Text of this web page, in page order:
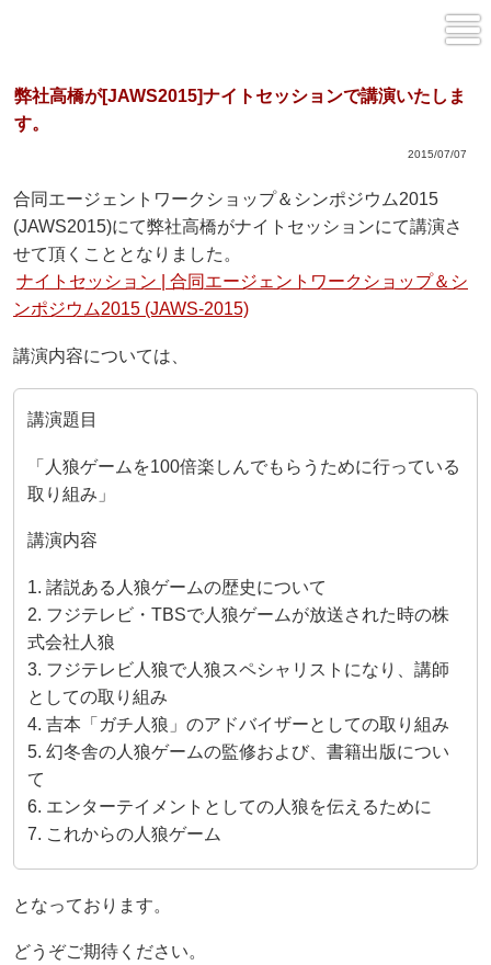
弊社高橋が[JAWS2015]ナイトセッションで講演いたしま
す。
2015/07/07
合同エージェントワークショップ＆シンポジウム2015
(JAWS2015)にて弊社高橋がナイトセッションにて講演さ
せて頂くこととなりました。
ナイトセッション | 合同エージェントワークショップ＆シ
ンポジウム2015 (JAWS-2015)
講演内容については、
講演題目
「人狼ゲームを100倍楽しんでもらうために行っている
取り組み」
講演内容
1. 諸説ある人狼ゲームの歴史について
2. フジテレビ・TBSで人狼ゲームが放送された時の株
式会社人狼
3. フジテレビ人狼で人狼スペシャリストになり、講師
としての取り組み
4. 吉本「ガチ人狼」のアドバイザーとしての取り組み
5. 幻冬舎の人狼ゲームの監修および、書籍出版につい
て
6. エンターテイメントとしての人狼を伝えるために
7. これからの人狼ゲーム
となっております。
どうぞご期待ください。